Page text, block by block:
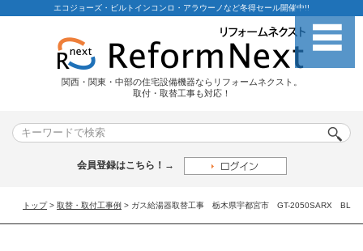
エコジョーズ・ビルトインコンロ・アラウーノなど冬得セール開催中!!
関西・関東・中部の住宅設備機器ならリフォームネクスト。
取付・取替工事も対応！
会員登録はこちら！→
トップ > 取替・取付工事例 > ガス給湯器取替工事 栃木県宇都宮市 GT-2050SARX BL